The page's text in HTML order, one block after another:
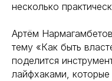
несколько
Артём
тему «Как быть
поделится
лайфхаками,